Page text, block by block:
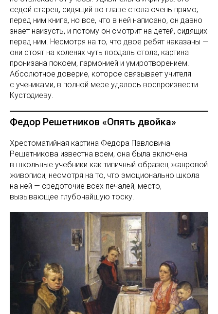
седой старец, сидящий во главе стола очень прямо;
перед ним книга, но все, что в ней написано, он давно
знает наизусть, и потому он смотрит на детей, сидящих
перед ним. Несмотря на то, что двое ребят наказаны —
они стоят на коленях чуть поодаль стола, картина
пронизана покоем, гармонией и умиротворением.
Абсолютное доверие, которое связывает учителя
с учениками, в полной мере удалось воспроизвести
Кустодиеву.
Федор Решетников «Опять двойка»
Хрестоматийная картина Федора Павловича
Решетникова известна всем, она была включена
в школьные учебники как типичный образец жанровой
живописи, несмотря на то, что эмоционально школа
на ней — средоточие всех печалей, место,
вызывающее глубочайшую тоску.